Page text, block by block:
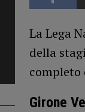
La Lega
della
completo
Girone